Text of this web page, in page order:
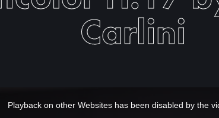
Carlini
Playback on other Websites has been disabled by the